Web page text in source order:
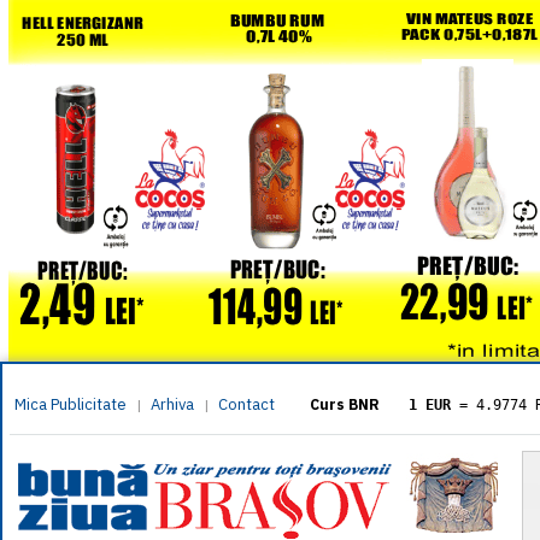
Mica Publicitate | Arhiva | Contact Curs BNR 1 EUR = 4.9774
= 5.8304
1 XAU= 464.4611
1 AED= 1.1933
1 AUD= 2.7957
1 BGN= 2.5449